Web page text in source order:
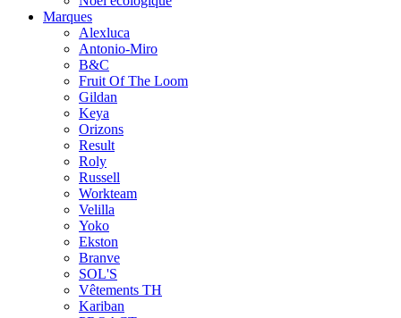
Marques
Alexluca
Antonio-Miro
B&C
Fruit Of The Loom
Gildan
Keya
Orizons
Result
Roly
Russell
Workteam
Velilla
Yoko
Ekston
Branve
SOL'S
Vêtements TH
Kariban